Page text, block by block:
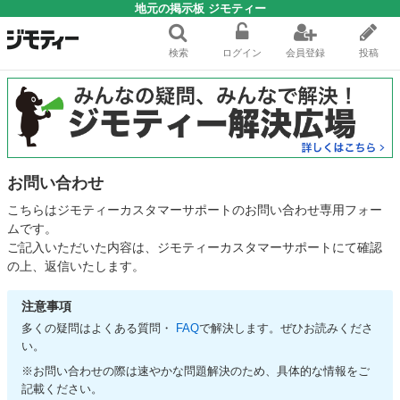
地元の掲示板 ジモティー
検索 ログイン 会員登録 投稿
お問い合わせ
こちらはジモティーカスタマーサポートのお問い合わせ専用フォー
ムです。
ご記入いただいた内容は、ジモティーカスタマーサポートにて確認
の上、返信いたします。
注意事項
多くの疑問はよくある質問・ FAQで解決します。ぜひお読みくださ
い。
※お問い合わせの際は速やかな問題解決のため、具体的な情報をご
記載ください。